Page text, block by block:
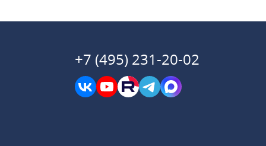
+7 (495) 231-20-02